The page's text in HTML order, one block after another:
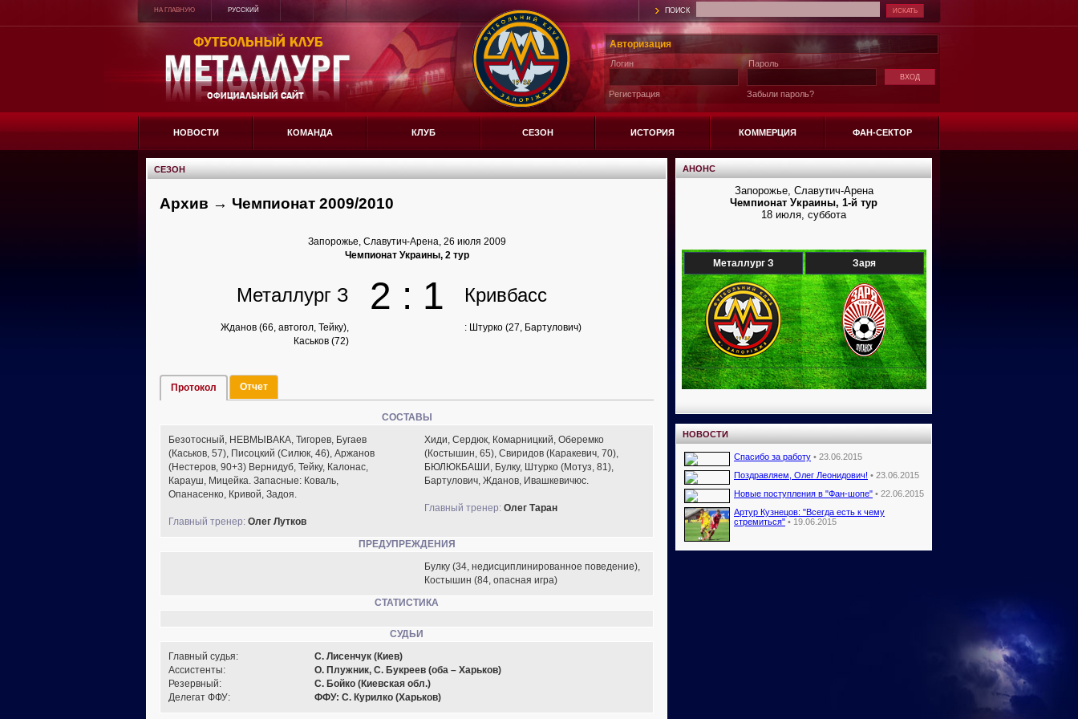
НА ГЛАВНУЮ РУССКИЙ ПОИСК
Авторизация
Логин
Регистрация
Пароль
Забыли пароль?
НОВОСТИ КОМАНДА КЛУБ СЕЗОН ИСТОРИЯ КОММЕРЦИЯ ФАН-СЕКТОР
СЕЗОН
Архив → Чемпионат 2009/2010
Запорожье, Славутич-Арена, 26 июля 2009
Чемпионат Украины, 2 тур
Металлург З 2 : 1 Кривбасс
Жданов (66, автогол, Тейку),
Каськов (72)
: Штурко (27, Бартулович)
Протокол Отчет
СОСТАВЫ
Безотосный, НЕВМЫВАКА, Тигорев, Бугаев
(Каськов, 57), Писоцкий (Силюк, 46), Аржанов
(Нестеров, 90+3) Вернидуб, Тейку, Калонас,
Карауш, Мицейка. Запасные: Коваль,
Опанасенко, Кривой, Задоя.
Главный тренер: Олег Лутков
Хиди, Сердюк, Комарницкий, Оберемко
(Костышин, 65), Свиридов (Каракевич, 70),
БЮЛЮКБАШИ, Булку, Штурко (Мотуз, 81),
Бартулович, Жданов, Ивашкевичюс.
Главный тренер: Олег Таран
ПРЕДУПРЕЖДЕНИЯ
Булку (34, недисциплинированное поведение),
Костышин (84, опасная игра)
СТАТИСТИКА
СУДЬИ
Главный судья:
Ассистенты:
Резервный:
Делегат ФФУ:
С. Лисенчук (Киев)
О. Плужник, С. Букреев (оба – Харьков)
С. Бойко (Киевская обл.)
ФФУ: С. Курилко (Харьков)
АНОНС
Запорожье, Славутич-Арена
Чемпионат Украины, 1-й тур
18 июля, суббота
Металлург З Заря
НОВОСТИ
Спасибо за работу • 23.06.2015
Поздравляем, Олег Леонидович! • 23.06.2015
Новые поступления в "Фан-шопе" • 22.06.2015
Артур Кузнецов: "Всегда есть к чему
стремиться" • 19.06.2015